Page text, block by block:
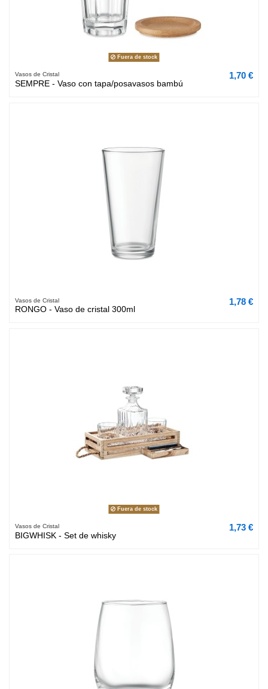
Fuera de stock
Vasos de Cristal
SEMPRE - Vaso con tapa/posavasos bambú
1,70 €
Vasos de Cristal
RONGO - Vaso de cristal 300ml
1,78 €
Fuera de stock
Vasos de Cristal
BIGWHISK - Set de whisky
1,73 €